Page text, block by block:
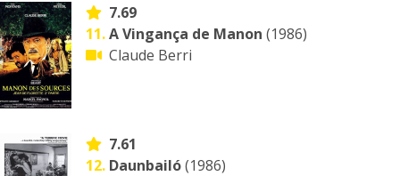
7.69
11.A Vingança de Manon (1986)
Claude Berri
7.61
12. Daunbailó(1986)